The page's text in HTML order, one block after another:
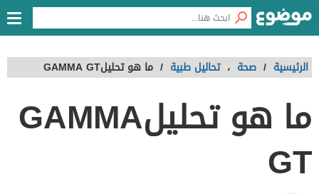
الرئيسية / صحة ، تحاليل طبية / ما هو تحليلGAMMA GT
ما هو تحليلGAMMA
GT